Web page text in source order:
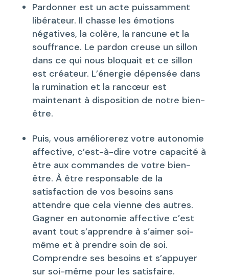
Pardonner est un acte puissamment
libérateur. Il chasse les émotions
négatives, la colère, la rancune et la
souffrance. Le pardon creuse un sillon
dans ce qui nous bloquait et ce sillon
est créateur. L’énergie dépensée dans
la rumination et la rancœur est
maintenant à disposition de notre bien-
être.
Puis, vous améliorerez votre autonomie
affective, c’est-à-dire votre capacité à
être aux commandes de votre bien-
être. À être responsable de la
satisfaction de vos besoins sans
attendre que cela vienne des autres.
Gagner en autonomie affective c’est
avant tout s’apprendre à s’aimer soi-
même et à prendre soin de soi.
Comprendre ses besoins et s’appuyer
sur soi-même pour les satisfaire.